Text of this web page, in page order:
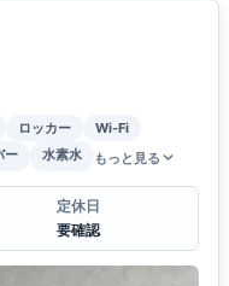
ロッカー
Wi-Fi
ー 水素水 もっと見る
定休日
要確認